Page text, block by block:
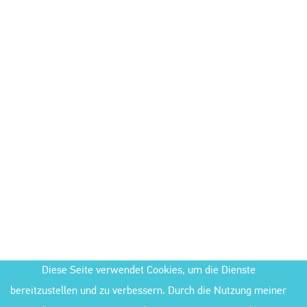
Diese Seite verwendet Cookies, um die Dienste
bereitzustellen und zu verbessern. Durch die Nutzung meiner